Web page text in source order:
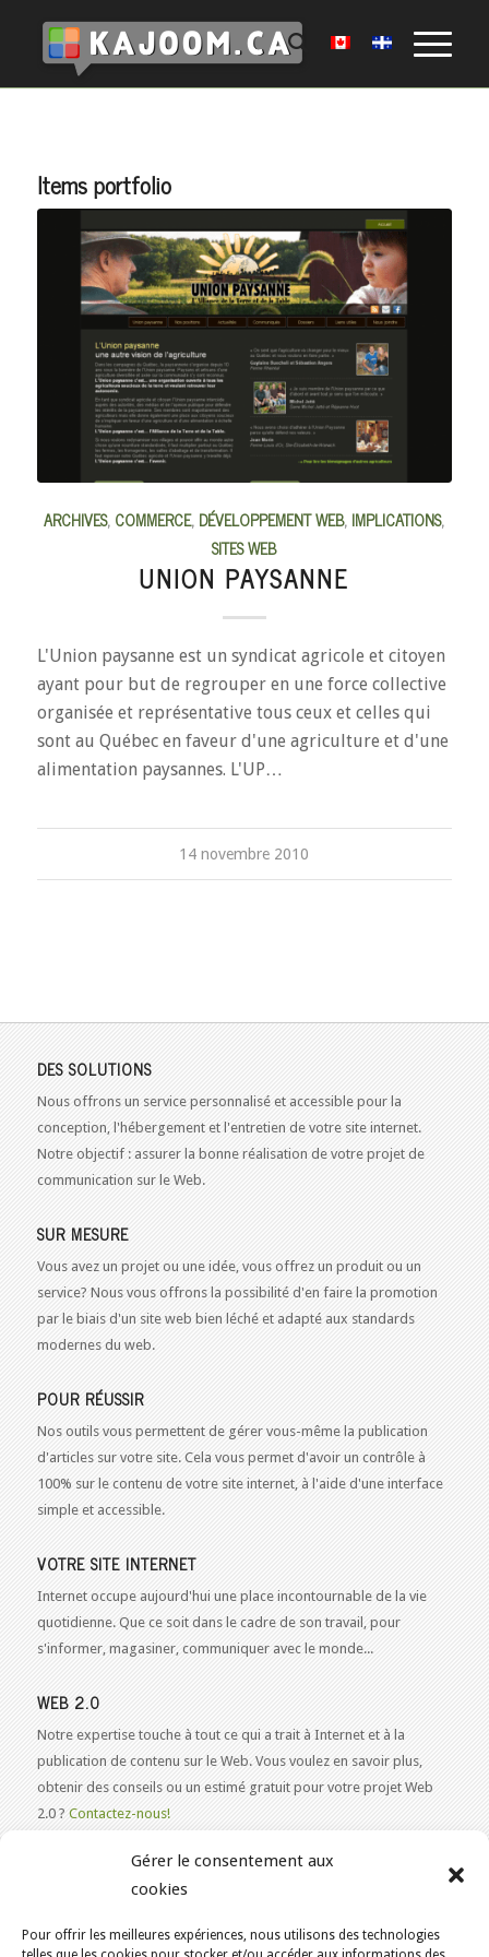
Gérer le consentement aux
cookies
Pour offrir les meilleures expériences, nous utilisons des technologies
Items portfolio
ARCHIVES, COMMERCE, DÉVELOPPEMENT WEB, IMPLICATIONS,
SITES WEB
UNION PAYSANNE
L'Union paysanne est un syndicat agricole et citoyen
ayant pour but de regrouper en une force collective
organisée et représentative tous ceux et celles qui
sont au Québec en faveur d'une agriculture et d'une
alimentation paysannes. L'UP…
14 novembre 2010
DES SOLUTIONS
Nous offrons un service personnalisé et accessible pour la
conception, l'hébergement et l'entretien de votre site internet.
Notre objectif : assurer la bonne réalisation de votre projet de
communication sur le Web.
SUR MESURE
Vous avez un projet ou une idée, vous offrez un produit ou un
service? Nous vous offrons la possibilité d'en faire la promotion
par le biais d'un site web bien léché et adapté aux standards
modernes du web.
POUR RÉUSSIR
Nos outils vous permettent de gérer vous-même la publication
d'articles sur votre site. Cela vous permet d'avoir un contrôle à
100% sur le contenu de votre site internet, à l'aide d'une interface
simple et accessible.
VOTRE SITE INTERNET
Internet occupe aujourd'hui une place incontournable de la vie
quotidienne. Que ce soit dans le cadre de son travail, pour
s'informer, magasiner, communiquer avec le monde...
WEB 2.0
Notre expertise touche à tout ce qui a trait à Internet et à la
publication de contenu sur le Web. Vous voulez en savoir plus,
obtenir des conseils ou un estimé gratuit pour votre projet Web
2.0 ? Contactez-nous!
VOUS ÊTES ICI : ACCUEIL /